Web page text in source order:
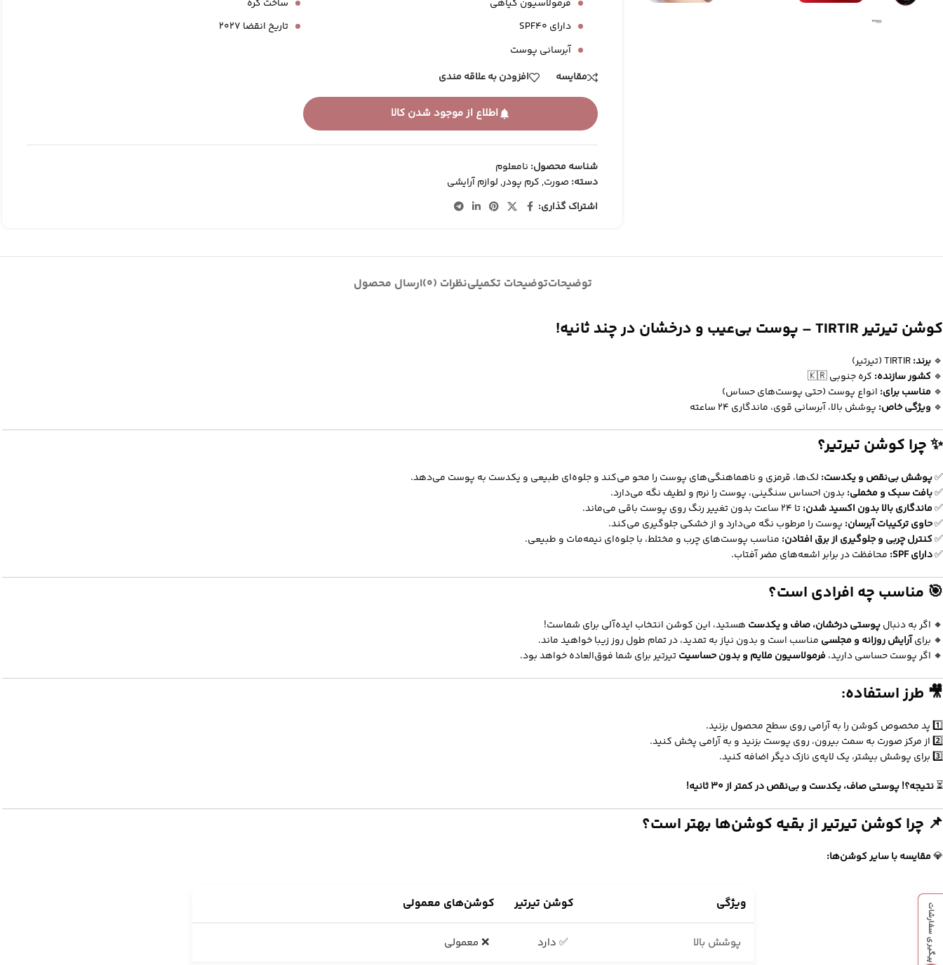
مداد چشم
کرم پودر
کانسیلر
BB وCC کرم
فرمولاسیون گیاهی
دارای SPF40
آبرسانی پوست
ساخت کره
تاریخ انقضا 2027
مقایسه افزودن به علاقه مندی
اطلاع از موجود شدن کالا
شناسه محصول: نامعلوم
دسته: صورت,کرم پودر,لوازم آرایشی
اشتراک گذاری:
توضیحاتتوضیحات تکمیلینظرات (0) ارسال محصول
کوشن تیرتیر TIRTIR – پوست بی‌عیب و درخشان در چند ثانیه!
🔹 برند:
🔹 کشور سازنده: کره جنوبی 🇰🇷
🔹 مناسب برای: انواع پوست (حتی پوست‌های حساس)
🔹 ویژگی خاص: پوشش بالا، آبرسانی قوی، ماندگاری 24 ساعته
✨ چرا کوشن تیرتیر؟
✅پوشش بی‌نقص و یکدست: لک‌ها، قرمزی و ناهماهنگی‌های پوست را محو می‌کند و جلوه‌ای طبیعی و یکدست به پوست می‌دهد.
✅بافت سبک و مخملی: بدون احساس سنگینی، پوست را نرم و لطیف نگه می‌دارد.
✅ماندگاری بالا بدون اکسید شدن:تا ۲۴ ساعت بدون تغییر رنگ روی پوست باقی می‌ماند.
✅حاوی ترکیبات آبرسان: پوست را مرطوب نگه می‌دارد و از خشکی جلوگیری می‌کند.
✅کنترل چربی و جلوگیری از برق افتادن: مناسب پوست‌های چرب و مختلط، با جلوه‌ای نیمه‌مات و طبیعی.
✅دارای SPF: محافظت در برابر اشعه‌های مضر آفتاب.
🎯 مناسب چه افرادی است؟
🔸 اگر به دنبالپوستی درخشان، صاف و یکدست هستید، این کوشن انتخاب ایده‌آلی برای شماست!
🔸 برایآرایش روزانه و مجلسی مناسب است و بدون نیاز به تمدید، در تمام طول روز زیبا خواهید ماند.
🔸 اگر پوست حساسی دارید،فرمولاسیون ملایم و بدون حساسیتتیرتیر برای شما فوق‌العاده خواهد بود.
🎥 طرز استفاده:
1️⃣ پد مخصوص کوشن را به آرامی روی سطح محصول بزنید.
2️⃣ از مرکز صورت به سمت بیرون، روی پوست بزنید و به آرامی پخش کنید.
3️⃣ برای پوشش بیشتر، یک لایه‌ی نازک دیگر اضافه کنید.
⏳نتیجه؟! پوستی صاف، یکدست و بی‌نقص در کمتر از ۳۰ ثانیه!
📌 چرا کوشن تیرتیر از بقیه کوشن‌ها بهتر است؟
💎مقایسه با سایر کوشن‌ها:
ویژگی کوشن تیرتیر کوشن‌های معمولی
پوشش بالا ✅ دارد ❌ معمولی پیگیری سفارشات